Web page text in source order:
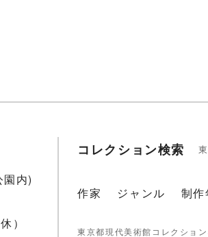
内)
）
コレクション検索
作家 ジャンル 制作
東京都現代美術館コレクショ